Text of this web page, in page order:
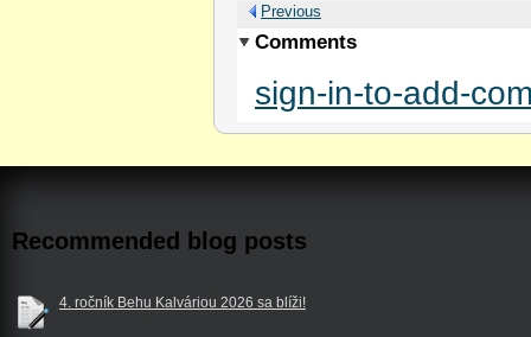
Previous
Comments
sign-in-to-add-
Recommended blog posts
4. ročník Behu Kalváriou 2026 sa blíži!